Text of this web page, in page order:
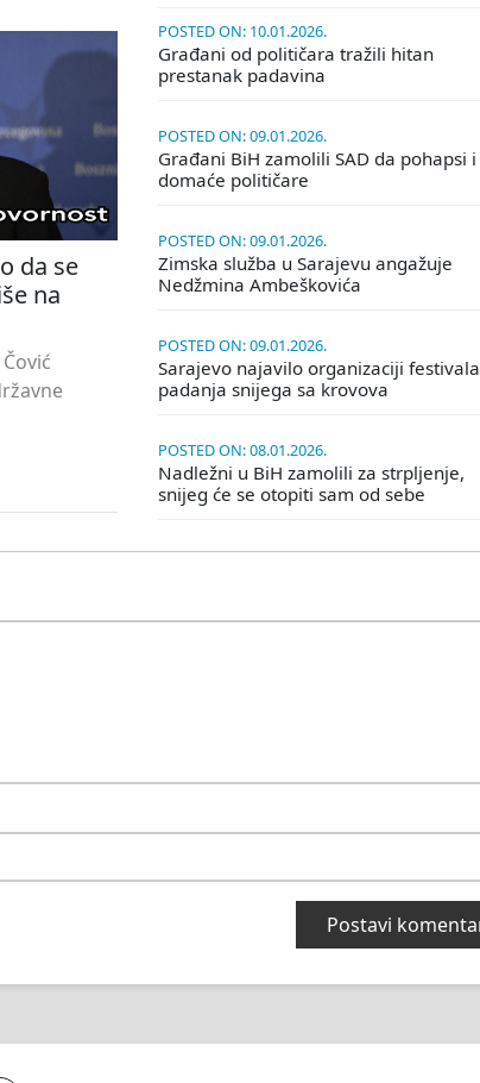
da se
na
POSTED ON: 10.01.2026.
Građani od političara tražili hitan
prestanak padavina
POSTED ON: 09.01.2026.
Građani BiH zamolili SAD da pohapsi i
domaće političare
POSTED ON: 09.01.2026.
Zimska služba u Sarajevu angažuje
Nedžmina Ambeškovića
POSTED ON: 09.01.2026.
Sarajevo najavilo organizaciji festivala
padanja snijega sa krovova
POSTED ON: 08.01.2026.
Nadležni u BiH zamolili za strpljenje,
snijeg će se otopiti sam od sebe